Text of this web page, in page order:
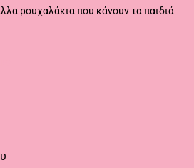
ρουχαλάκια που κάνουν τα παιδιά